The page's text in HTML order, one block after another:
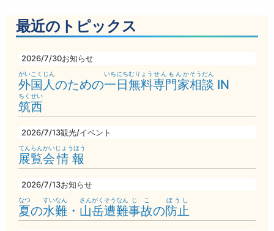
最近のトピックス
2026/7/30お知らせ
外国人
がいこくじん
のための一日
いちにち
無料
むりょう
専門家
せんもんか
相談
そうだん
IN
筑西
ちくせい
2026/7/13観光/イベント
展覧会
てんらんかい
情報
じょうほう
2026/7/13お知らせ
夏
なつ
の水難
すいなん
・ 山岳
さんがく
遭難
そうなん
事故
じこ
の防止
ぼうし